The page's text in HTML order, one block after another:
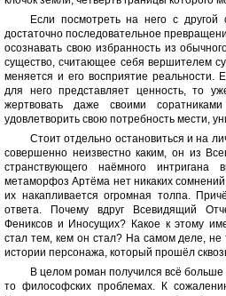
Если посмотреть на него с
достаточно последовательное
осознавать свою избранность из
существо, считающее себя вершителем
меняется и его восприятие реальности.
для него представляет ценность, то
жертвовать даже своими
удовлетворить свою потребность мести,
Стоит отдельно остановиться и на
совершенно неизвестно каким, он из
странствующего наёмного интригана
метаморфоз Артёма нет никаких сомнений
их накапливается огромная толпа.
ответа. Почему вдруг Всевидящий
Фениксов и Иносущих? Какое к этому
стал тем, кем он стал? На самом деле,
истории персонажа, который прошёл
В целом роман получился всё
то философских проблемах. К